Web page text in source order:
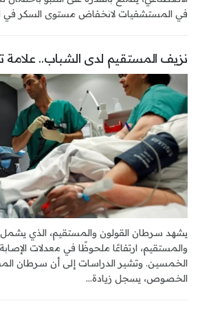
في المستشفيات لانخفاض مستوى السكر في
نزيف المستقيم لدى الشباب.. علامة
يشهد سرطان القولون والمستقيم، الذي
والمستقيم، ارتفاعًا ملحوظًا في معدلات
الخمسين. وتشير الدراسات إلى أن سرطان
الخصوص، يسجل زيادة...